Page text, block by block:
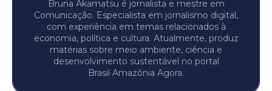
Bruna Akamatsu é jornalista e mestre em
Comunicação. Especialista em jornalismo digital,
com experiência em temas relacionados à
economia, política e cultura. Atualmente, produz
matérias sobre meio ambiente, ciência e
desenvolvimento sustentável no portal
Brasil Amazônia Agora.